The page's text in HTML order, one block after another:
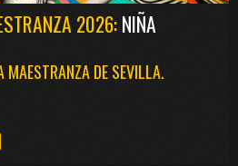
2026:NIÑA
MAESTRANZA DE SEVILLA.